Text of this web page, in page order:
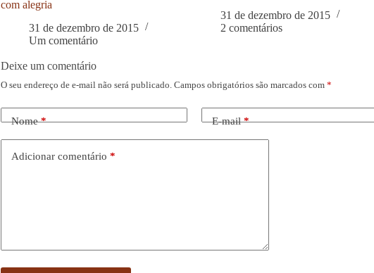
com alegria
31 de dezembro de 2015
Um comentário
31 de dezembro de 2015
2 comentários
Deixe um comentário
O seu endereço de e-mail não será publicado. Campos obrigatórios são marcados com *
Nome* E-mail*
Adicionar comentário *